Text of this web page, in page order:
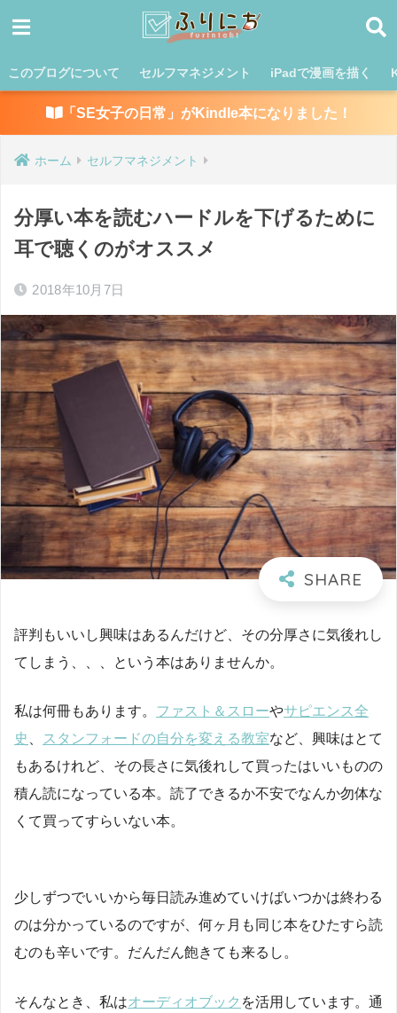
このブログについて セルフマネジメント iPadで漫画を描く
「SE女子の日常」がKindle本になりました！
ホーム セルフマネジメント
分厚い本を読むハードルを下げるために
耳で聴くのがオススメ
2018年10月7日
評判もいいし興味はあるんだけど、その分厚さに気後れし
てしまう、、、という本はありませんか。
私は何冊もあります。 ファスト＆スローやサピエンス全
史
スタンフォードの自分を変える教室など、興味はとて
もあるけれど、その長さに気後れして買ったはいいものの
積ん読になっている本。読了できるか不安でなんか勿体な
くて買ってすらいない本。
少しずつでいいから毎日読み進めていけばいつかは終わる
のは分かっているのですが、何ヶ月も同じ本をひたすら読
むのも辛いです。だんだん飽きても来るし。
そんなとき、私はオーディオブック を活用しています。通